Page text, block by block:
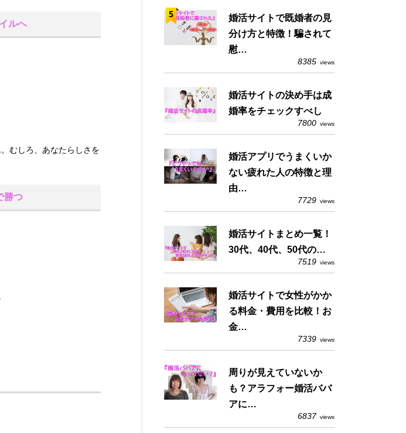
ルへ
むしろ、あなたらしさを
勝つ
婚活サイトで既婚者の見
分け方と特徴！騙されて
慰…
8385 views
婚活サイトの決め手は成
婚率をチェックすべし
7800 views
婚活アプリでうまくいか
ない疲れた人の特徴と理
由…
7729 views
婚活サイトまとめ一覧！
30代、40代、50代の…
7519 views
婚活サイトで女性がかか
る料金・費用を比較！お
金…
7339 views
周りが見えていないか
も？アラフォー婚活ババ
アに…
6837 views